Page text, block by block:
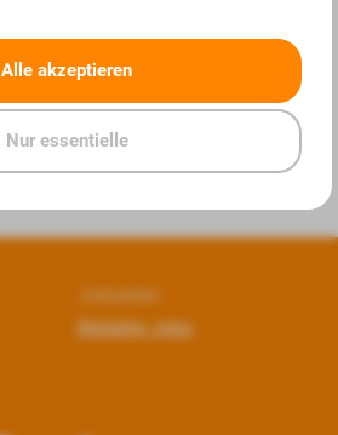
Jobseiten
Beliebte Jobs
Alle akzeptieren
Nur essentielle